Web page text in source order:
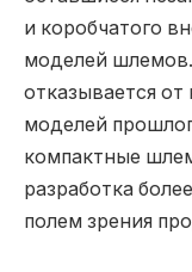
и коробчатого
моделей
отказывается
моделей
компактные
разработка
полем зрения